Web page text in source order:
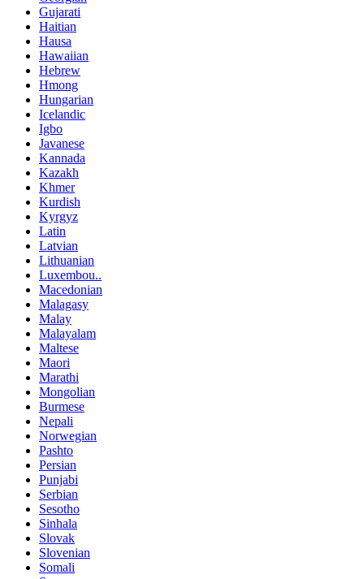
Gujarati
Haitian
Hausa
Hawaiian
Hebrew
Hmong
Hungarian
Icelandic
Igbo
Javanese
Kannada
Kazakh
Khmer
Kurdish
Kyrgyz
Latin
Latvian
Lithuanian
Luxembou..
Macedonian
Malagasy
Malay
Malayalam
Maltese
Maori
Marathi
Mongolian
Burmese
Nepali
Norwegian
Pashto
Persian
Punjabi
Serbian
Sesotho
Sinhala
Slovak
Slovenian
Somali